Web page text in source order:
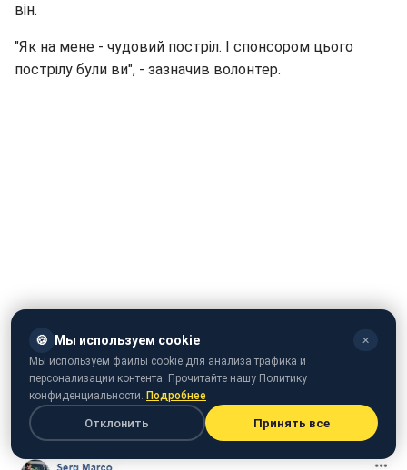
він.
"Як на мене - чудовий постріл. І спонсором цього
пострілу були ви", - зазначив волонтер.
Відео: Приклад роботи снайпера
(facebook.com/serg.marco)
🍪 Мы используем cookie ✕
Мы используем файлы cookie для анализа трафика и
персонализации контента. Прочитайте нашу Политику
конфиденциальности. Подробнее
Отклонить Принять все